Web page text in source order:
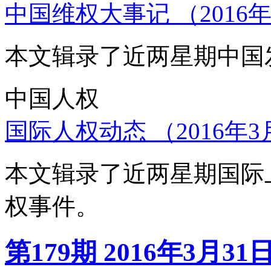
中国维权大事记 （2016
本文辑录了近两星期中
中国人权
国际人权动态 （2016年
本文辑录了近两星期国
权事件。
第179期 2016年3月31